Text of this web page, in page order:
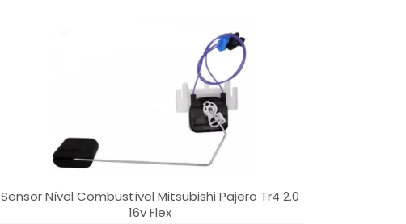
MENOR PREÇO
MAIOR PREÇO
A - Z
Sensor Nível Combustível Mitsubishi Pajero Tr4 2.0
16v Flex